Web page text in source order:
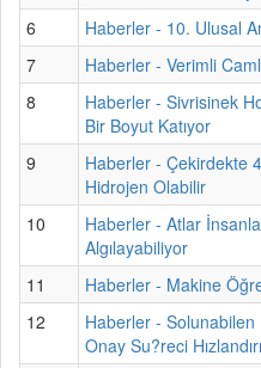
6
Haberler - 10. Ulusal
7
Haberler - Verimli
8
Haberler - Sivrisinek
Bir Boyut Katıyor
9
Haberler - Çekirdekte
Hidrojen Olabilir
10
Haberler - Atlar
Algılayabiliyor
11
Haberler - Makine
12
Haberler -
Onay Su?reci